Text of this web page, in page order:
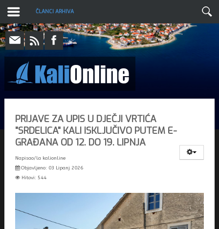
ČLANCI ARHIVA
PRIJAVE ZA UPIS U DJEČJI VRTIĆA
"SRDELICA" KALI ISKLJUČIVO PUTEM E-
GRAĐANA OD 12. DO 19. LIPNJA
Napisao/la kalionline
Objavljeno: 03 Lipanj 2026
Hitovi: 544